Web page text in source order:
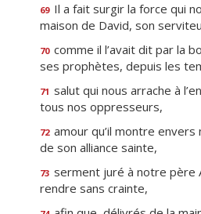
69 Il a fait surgir la force qui
maison de David, son
70 comme il l’avait dit par la
ses prophètes, depuis les
71 salut qui nous arrache à
tous nos oppresseurs,
72 amour qu’il montre
de son alliance sainte,
73 serment juré à notre père
rendre sans crainte,